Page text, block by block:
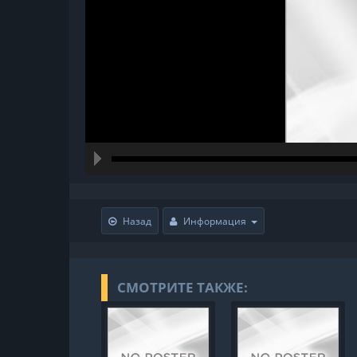
Назад Информация
СМОТРИТЕ ТАКЖЕ: